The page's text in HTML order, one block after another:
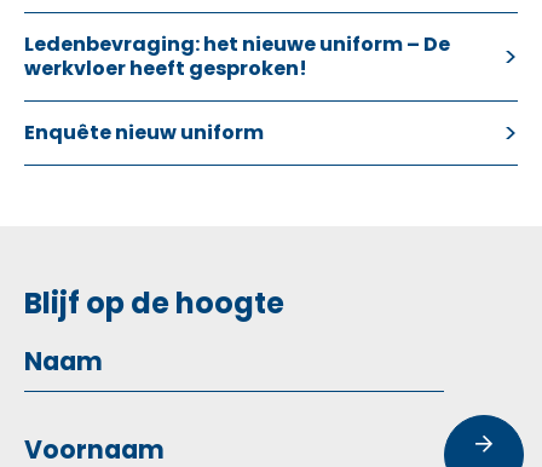
Ledenbevraging: het nieuwe uniform – De
werkvloer heeft gesproken!
Enquête nieuw uniform
Blijf op de hoogte